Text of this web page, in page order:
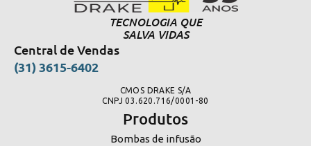
TECNOLOGIA QUE
SALVA VIDAS
Central de Vendas
(31) 3615-6402
CMOS DRAKE S/A
CNPJ 03.620.716/0001-80
Produtos
Bombas de infusão